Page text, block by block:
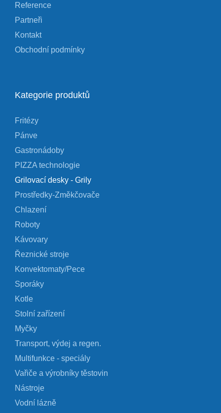
Reference
Partneři
Kontakt
Obchodní podmínky
Kategorie produktů
Fritézy
Pánve
Gastronádoby
PIZZA technologie
Grilovací desky - Grily
Prostředky-Změkčovače
Chlazení
Roboty
Kávovary
Řeznické stroje
Konvektomaty/Pece
Sporáky
Kotle
Stolní zařízení
Myčky
Transport, výdej a regen.
Multifunkce - speciály
Vařiče a výrobníky těstovin
Nástroje
Vodní lázně